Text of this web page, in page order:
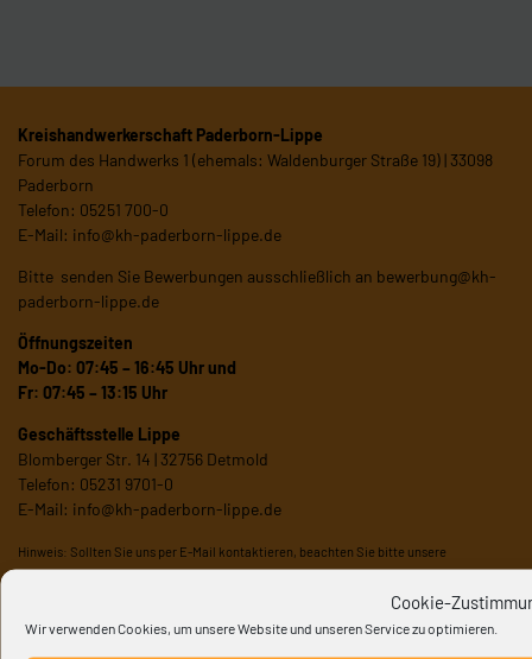
Cookie-
Wir verwenden Cookies, um unsere Website und unseren Service zu optimieren.
Kreishandwerkerschaft Paderborn-Lippe
Forum des Handwerks 1 (ehemals: Waldenburger Straße 19) | 33098
Paderborn
Telefon: 05251 700-0
E-Mail: info@kh-paderborn-lippe.de
Bitte senden Sie Bewerbungen ausschließlich an bewerbung@kh-
paderborn-lippe.de
Öffnungszeiten
Mo-Do: 07:45 – 16:45 Uhr und
Fr: 07:45 – 13:15 Uhr
Geschäftsstelle Lippe
Blomberger Str. 14 | 32756 Detmold
Telefon: 05231 9701-0
E-Mail: info@kh-paderborn-lippe.de
Hinweis: Sollten Sie uns per E-Mail kontaktieren, beachten Sie bitte unsere